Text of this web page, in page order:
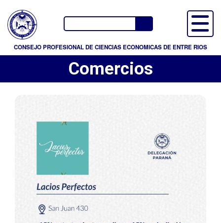
a
s
a
r
a
l
o
CONSEJO PROFESIONAL DE CIENCIAS ECONOMICAS DE ENTRE RIOS
Buscador
Comercios